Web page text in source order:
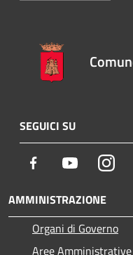
SEGUICI SU
Facebook Youtube
AMMINISTRAZIONE
Organi di Governo
Aree Amministrative